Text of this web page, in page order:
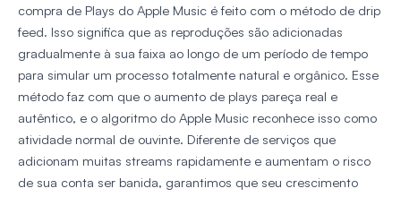
compra de Plays do Apple Music é feito com o método de drip
feed. Isso significa que as reproduções são adicionadas
gradualmente à sua faixa ao longo de um período de tempo
para simular um processo totalmente natural e orgânico. Esse
método faz com que o aumento de plays pareça real e
autêntico, e o algoritmo do Apple Music reconhece isso como
atividade normal de ouvinte. Diferente de serviços que
adicionam muitas streams rapidamente e aumentam o risco
de sua conta ser banida, garantimos que seu crescimento